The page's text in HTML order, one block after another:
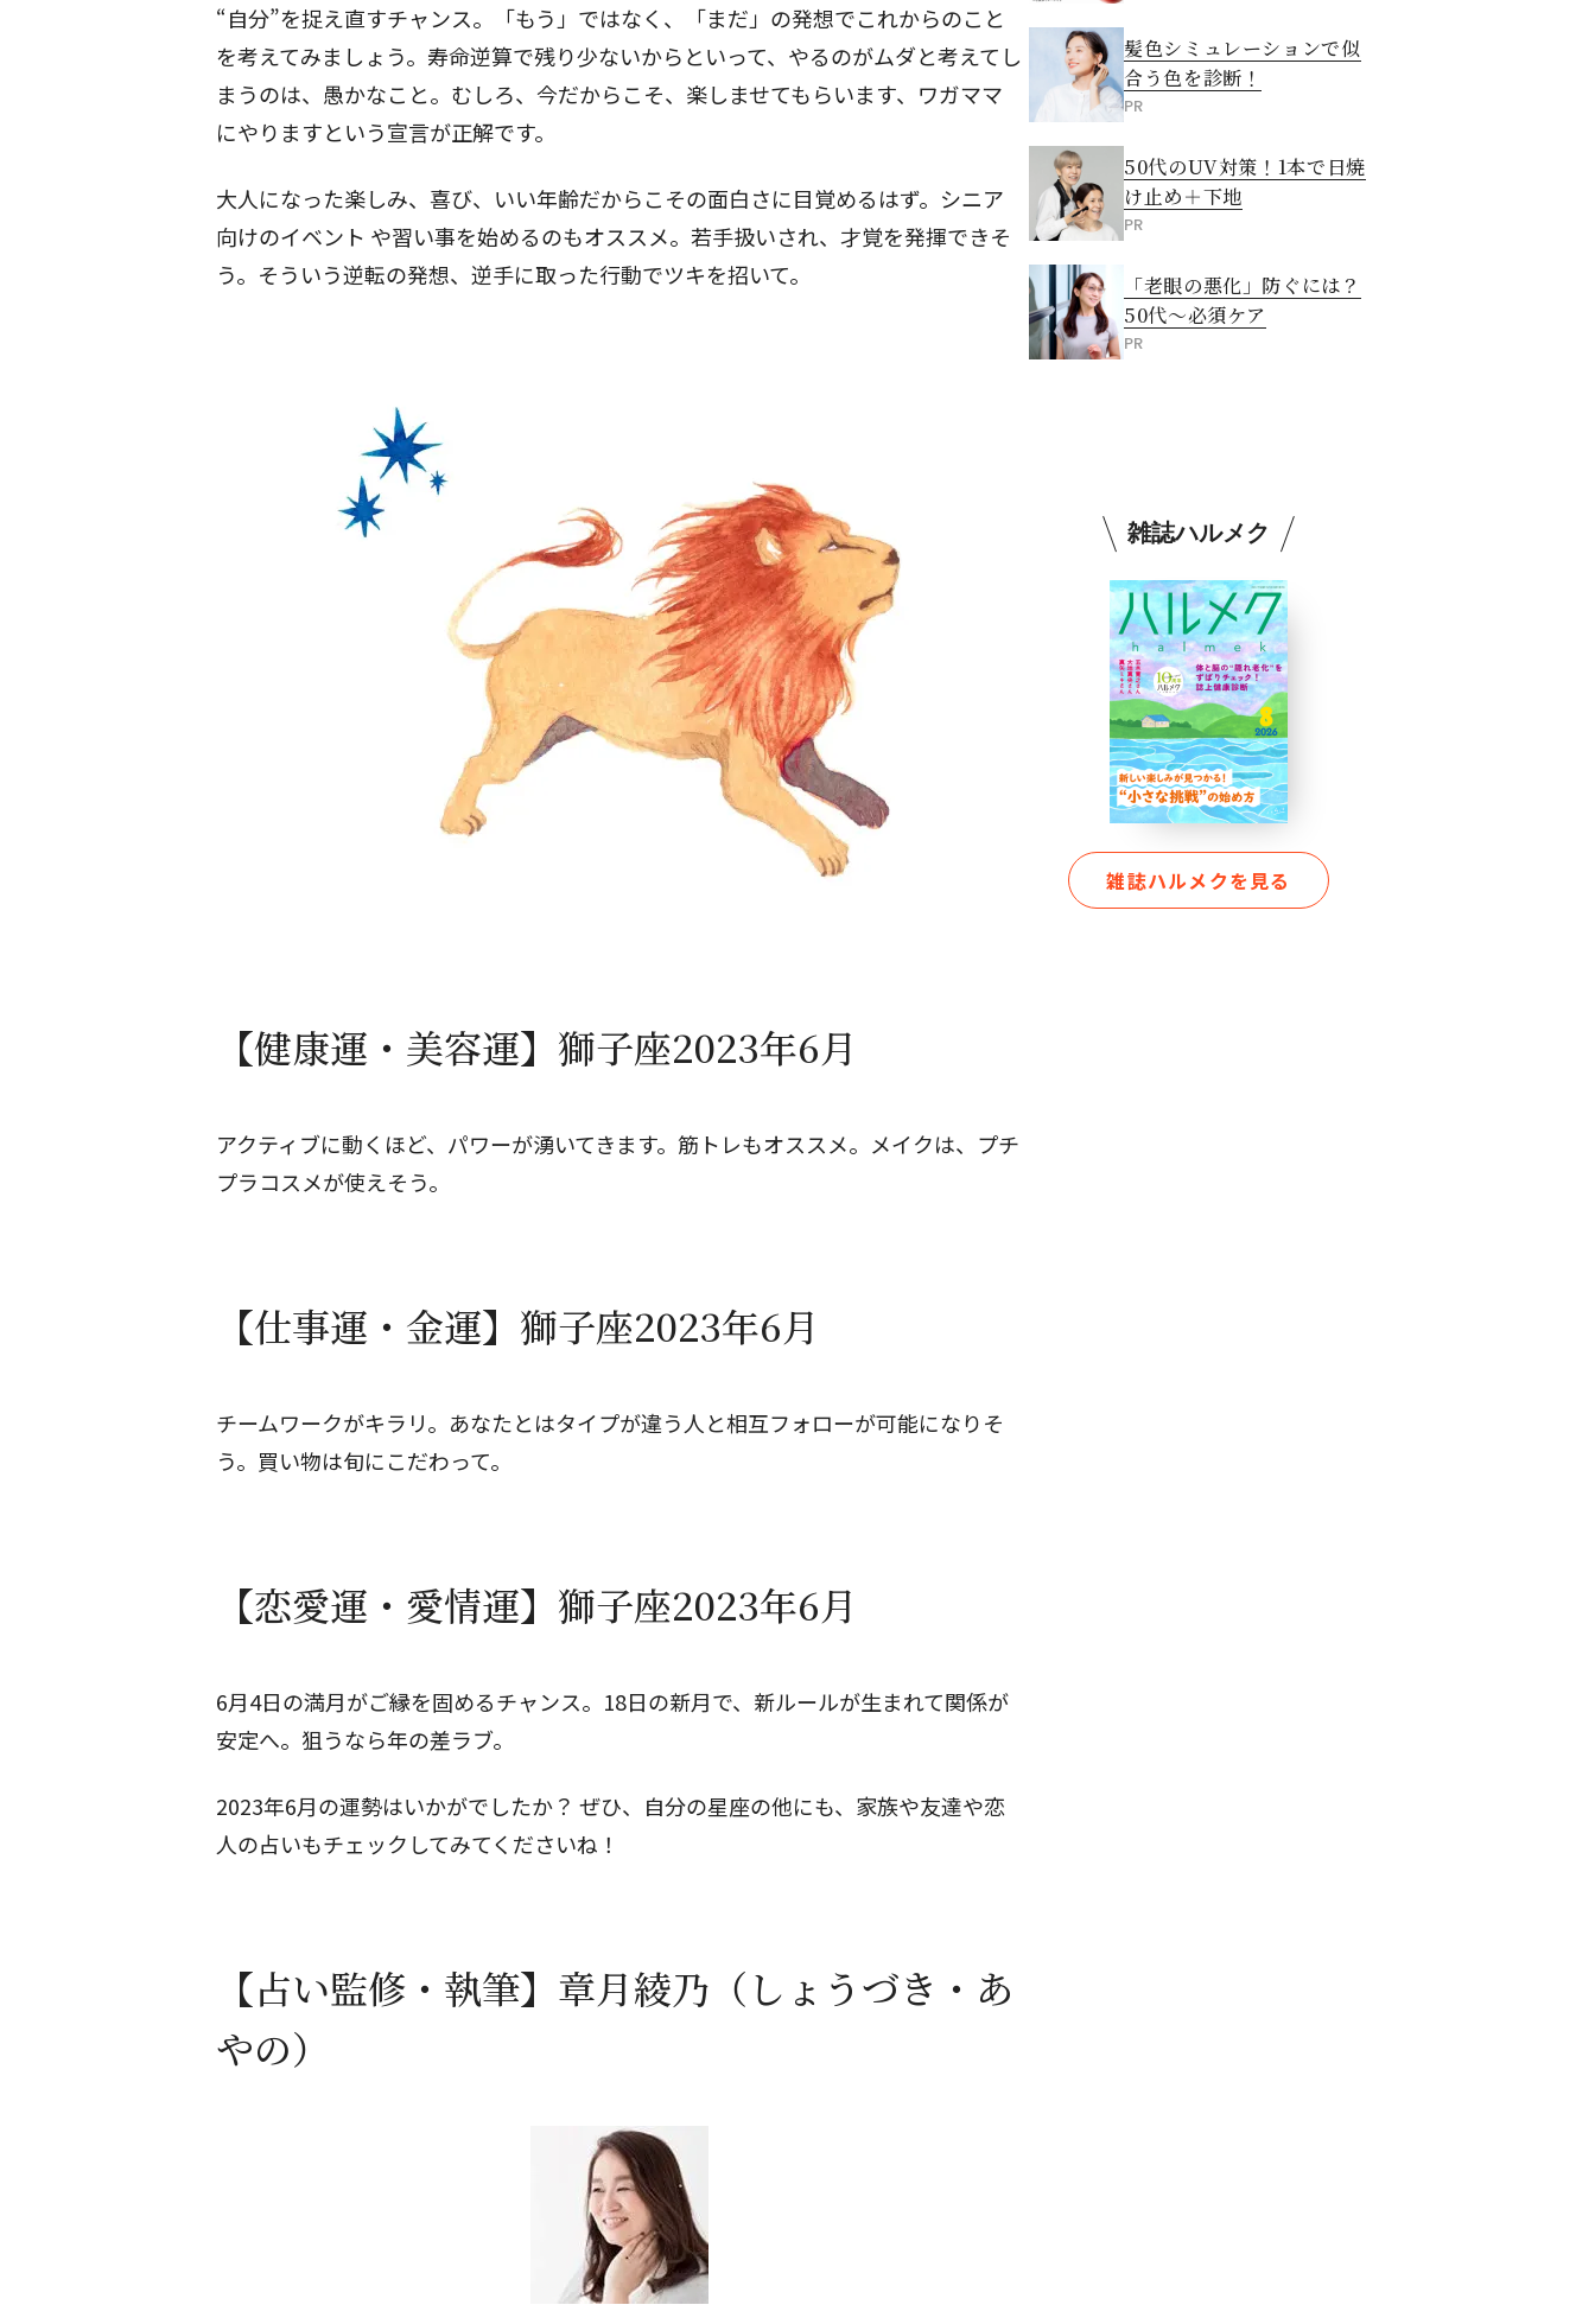
“自分”を捉え直すチャンス。「もう」ではなく、「まだ」の発想でこれからのこと
を考えてみましょう。寿命逆算で残り少ないからといって、やるのがムダと考えてし
まうのは、愚かなこと。むしろ、今だからこそ、楽しませてもらいます、ワガママ
にやりますという宣言が正解です。
大人になった楽しみ、喜び、いい年齢だからこその面白さに目覚めるはず。シニア
向けのイベント や習い事を始めるのもオススメ。若手扱いされ、才覚を発揮できそ
う。そういう逆転の発想、逆手に取った行動でツキを招いて。
【健康運・美容運】獅子座2023年6月
アクティブに動くほど、パワーが湧いてきます。筋トレもオススメ。メイクは、プチ
プラコスメが使えそう。
【仕事運・金運】獅子座2023年6月
チームワークがキラリ。あなたとはタイプが違う人と相互フォローが可能になりそ
う。買い物は旬にこだわって。
【恋愛運・愛情運】獅子座2023年6月
6月4日の満月がご縁を固めるチャンス。18日の新月で、新ルールが生まれて関係が
安定へ。狙うなら年の差ラブ。
2023年6月の運勢はいかがでしたか？ ぜひ、自分の星座の他にも、家族や友達や恋
人の占いもチェックしてみてくださいね！
【占い監修・執筆】章月綾乃（しょうづき・あ
やの）
髪色シミュレーションで似
合う色を診断！
PR
50代のUV対策！1本で日焼
け止め＋下地
PR
「老眼の悪化」防ぐには？
50代～必須ケア
PR
雑誌ハルメク
雑誌ハルメクを見る
閉じる